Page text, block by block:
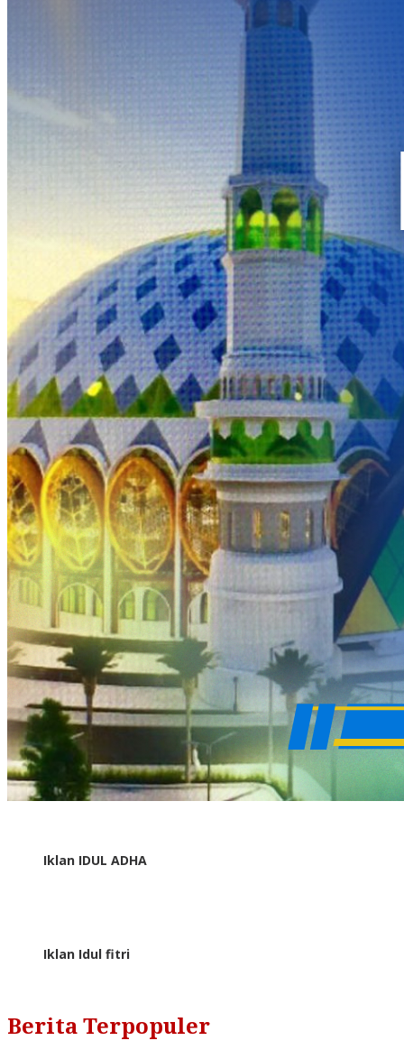
Iklan IDUL ADHA
Iklan Idul fitri
Berita Terpopuler